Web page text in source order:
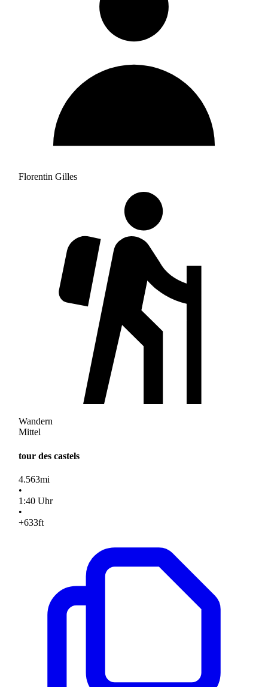
Florentin Gilles
Wandern
Mittel
tour des castels
4.563mi
•
1 :40Uhr
•
+633ft